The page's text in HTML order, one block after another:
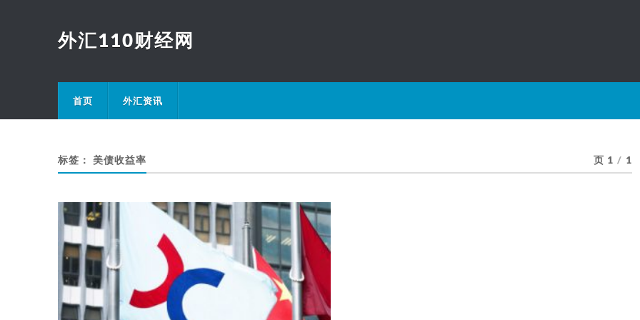
外汇110财经网
首页 外汇资讯
标签： 美债收益率 页 1 / 1